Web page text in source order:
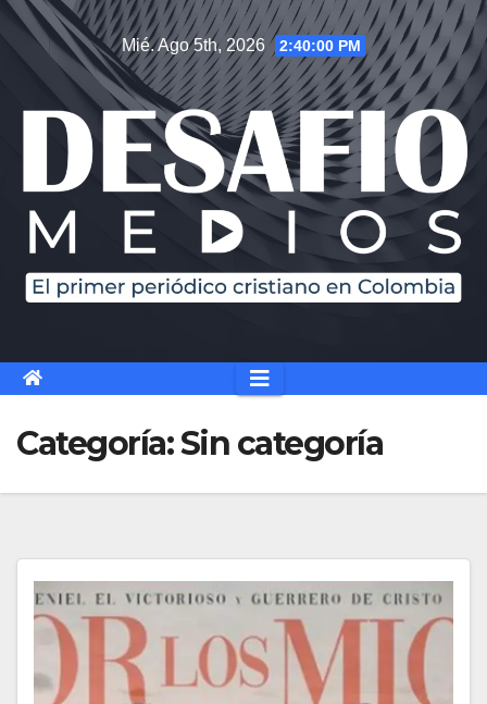
Saltar
contenido
Mié. Ago 5th, 2026 2:40:01 PM
Categoría:Sin categoría